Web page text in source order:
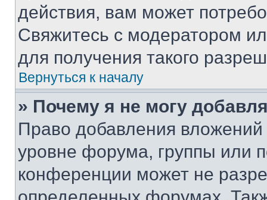
действия, вам может
Свяжитесь с модератором
для получения такого
Вернуться к началу
» Почему я не могу
Право добавления
уровне форума, группы или
конференции может не